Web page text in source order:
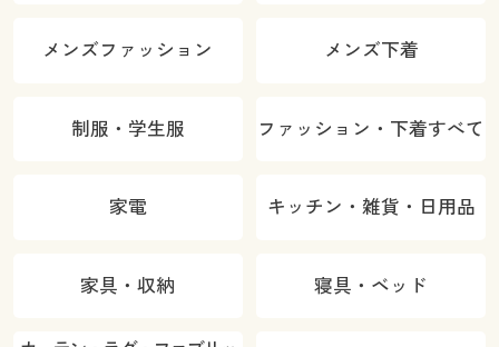
メンズファッション メンズ下着
制服・学生服 ファッション・下着すべて
家電 キッチン・雑貨・日用品
家具・収納 寝具・ベッド